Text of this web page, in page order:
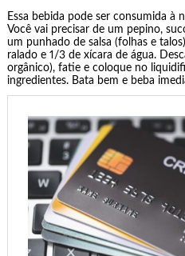
Essa bebida pode ser consumida à
Você vai precisar de um pepino,
um punhado de salsa (folhas e
ralado e 1/3 de xícara de água.
orgânico), fatie e coloque no
ingredientes. Bata bem e beba